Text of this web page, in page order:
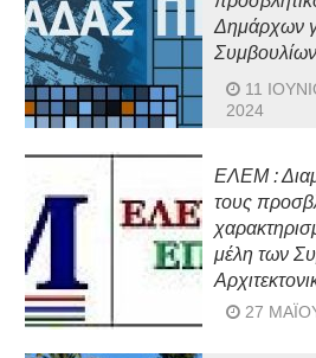
των
και
χώρου
ακίνητο
Δημάρχων
11
2024
ΕΛΕΜ :
τους
μέλη των
27